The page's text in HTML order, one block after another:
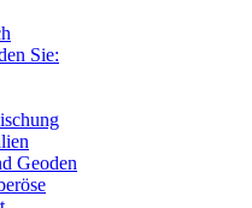
Sie:
Geoden